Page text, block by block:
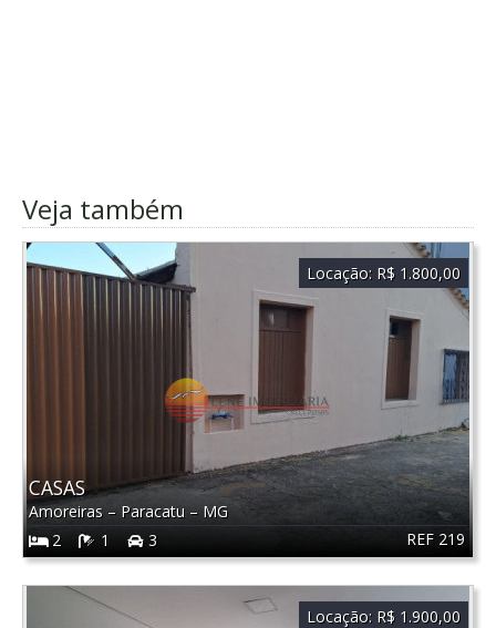
Veja também
REF 219
CASAS
Amoreiras – Paracatu – MG
2
1 3
Locação: R$ 1.800,00
Locação: R$ 1.900,00